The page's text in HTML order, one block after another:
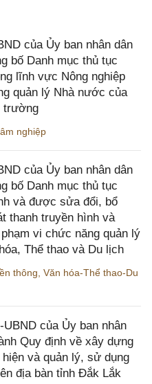
của Ủy ban nhân dân
bố Danh mục thủ tục
lĩnh vực Nông nghiệp
quản lý Nhà nước của
trường
nghiệp
của Ủy ban nhân dân
bố Danh mục thủ tục
và được sửa đổi, bổ
thanh truyền hình và
vi chức năng quản lý
Thể thao và Du lịch
thông Văn hóa-Thể thao-Du
của Ủy ban nhân
Quy định về xây dựng
và quản lý, sử dụng
địa bàn tỉnh Đắk Lắk